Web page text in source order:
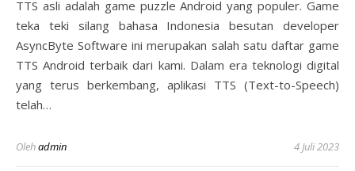
TTS asli adalah game puzzle Android yang populer. Game
teka teki silang bahasa Indonesia besutan developer
AsyncByte Software ini merupakan salah satu daftar game
TTS Android terbaik dari kami. Dalam era teknologi digital
yang terus berkembang, aplikasi TTS (Text-to-Speech)
telah…
Olehadmin 4 Juli 2023